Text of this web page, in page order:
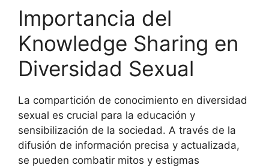
Importancia del
Knowledge Sharing en
Diversidad Sexual
La compartición de conocimiento en diversidad
sexual es crucial para la educación y
sensibilización de la sociedad. A través de la
difusión de información precisa y actualizada,
se pueden combatir mitos y estigmas